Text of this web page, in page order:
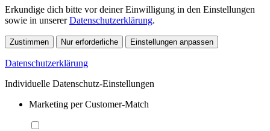
Erkundige dich bitte vor deiner Einwilligung in den Einstellungen
sowie in unsererDatenschutzerklärung.
Zustimmen Nur erforderliche Einstellungen anpassen
Datenschutzerklärung
Individuelle Datenschutz-Einstellungen
Marketing per Customer-Match